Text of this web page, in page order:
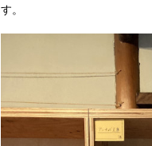
す。